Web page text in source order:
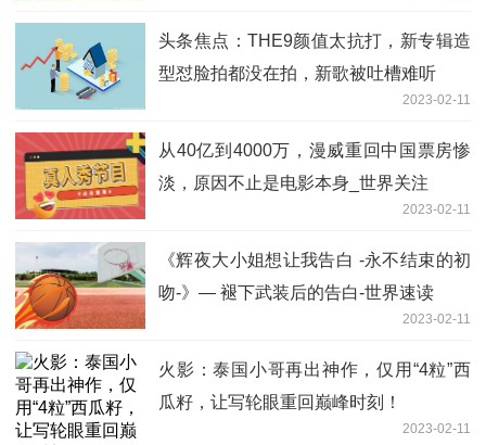
头条焦点：THE9颜值太抗打，新专辑造
型怼脸拍都没在拍，新歌被吐槽难听
2023-02-11
从40亿到4000万，漫威重回中国票房惨
淡，原因不止是电影本身_世界关注
2023-02-11
《辉夜大小姐想让我告白 -永不结束的初
吻-》— 褪下武装后的告白-世界速读
2023-02-11
火影：泰国小哥再出神作，仅用“4粒”西
瓜籽，让写轮眼重回巅峰时刻！
2023-02-11